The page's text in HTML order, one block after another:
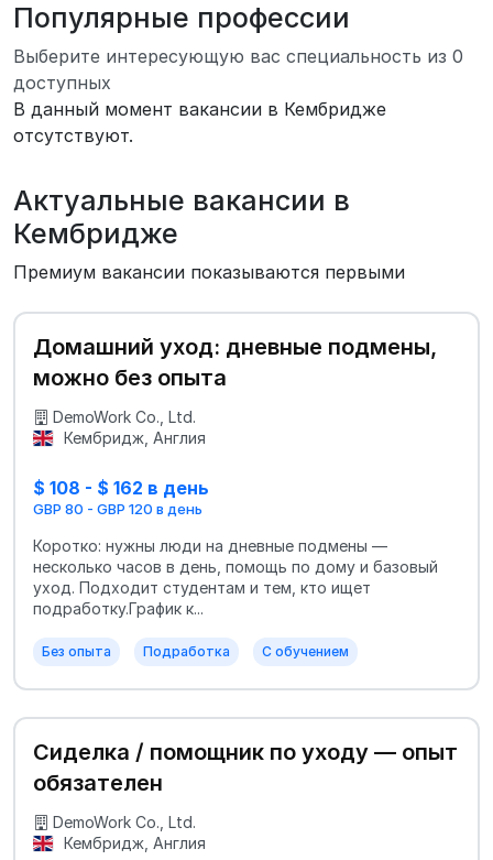
Популярные профессии
Выберите интересующую вас специальность из 0
доступных
В данный момент вакансии в Кембридже
отсутствуют.
Актуальные вакансии в
Кембридже
Премиум вакансии показываются первыми
Домашний уход: дневные подмены,
можно без опыта
DemoWork Co., Ltd.
Кембридж, Англия
$ 108 - $ 162 в день
GBP 80 - GBP 120 в день
Коротко: нужны люди на дневные подмены —
несколько часов в день, помощь по дому и базовый
уход. Подходит студентам и тем, кто ищет
подработку.График к...
Без опыта Подработка С обучением
Сиделка / помощник по уходу — опыт
обязателен
DemoWork Co., Ltd.
Кембридж, Англия